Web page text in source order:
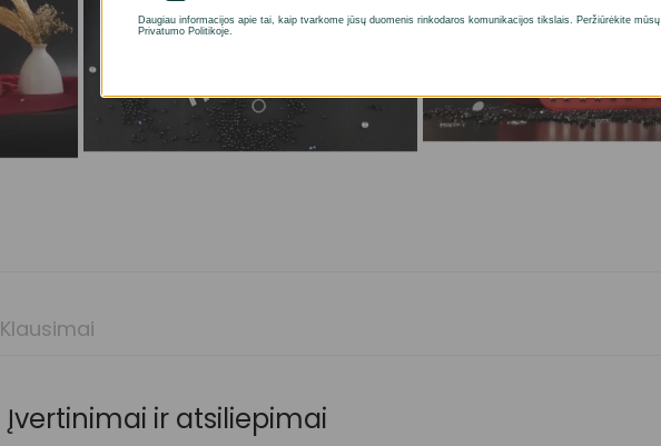
Klausimai
Įvertinimai ir atsiliepimai
Daugiau informacijos apie tai, kaip tvarkome jūsų duomenis rinkodaros komunikacijos tikslais. Peržiūrėkite mūsų
Privatumo Politikoje.